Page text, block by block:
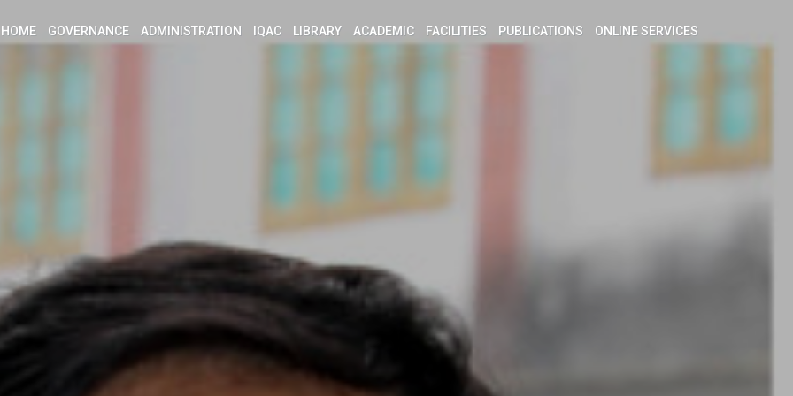
HOME GOVERNANCE ADMINISTRATION IQAC LIBRARY ACADEMIC FACILITIES PUBLICATIONS ONLINE SERVICES